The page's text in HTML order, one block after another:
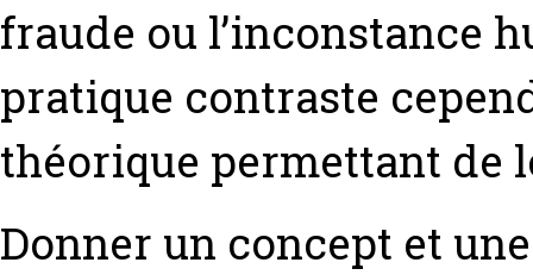
fraude ou l’inconstance
pratique contraste
théorique permettant de
Donner un concept et